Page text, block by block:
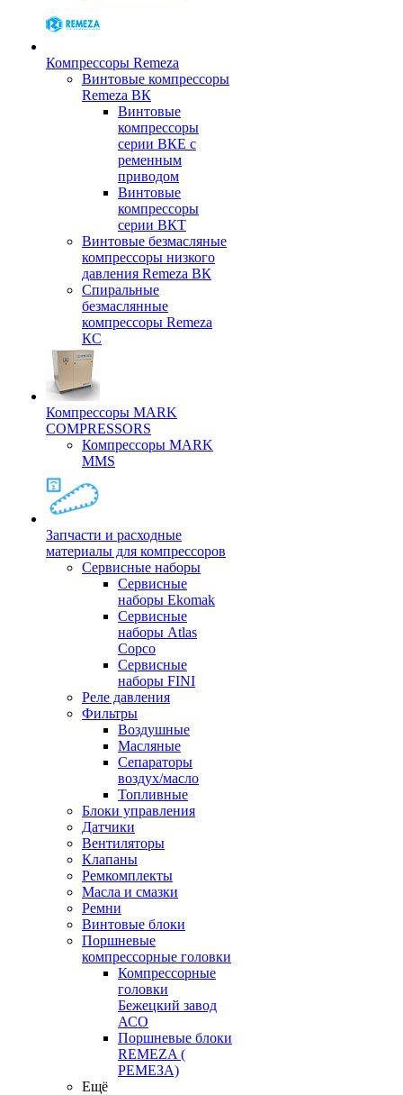
Компрессоры Remeza
Винтовые компрессоры
Remeza ВК
Винтовые
компрессоры
серии ВКЕ с
ременным
приводом
Винтовые
компрессоры
серии ВКТ
Винтовые безмасляные
компрессоры низкого
давления Remeza ВК
Спиральные
безмаслянные
компрессоры Remeza
КС
Компрессоры MARK
COMPRESSORS
Компрессоры MARK
MMS
Запчасти и расходные
материалы для компрессоров
Cервисные наборы
Сервисные
наборы Ekomak
Cервисные
наборы Atlas
Copco
Сервисные
наборы FINI
Реле давления
Фильтры
Воздушные
Масляные
Сепараторы
воздух/масло
Топливные
Блоки управления
Датчики
Вентиляторы
Клапаны
Ремкомплекты
Масла и смазки
Ремни
Винтовые блоки
Поршневые
компрессорные головки
Компрессорные
головки
Бежецкий завод
АСО
Поршневые блоки
REMEZA (
РЕМЕЗА)
Ещё